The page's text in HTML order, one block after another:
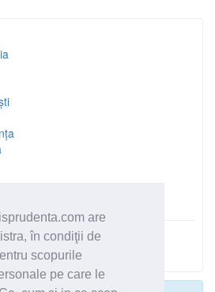
are
în condiţii de
scopurile
pe care le